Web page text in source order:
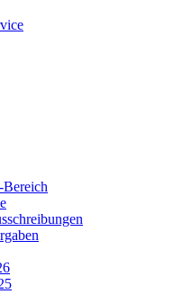
Bereich